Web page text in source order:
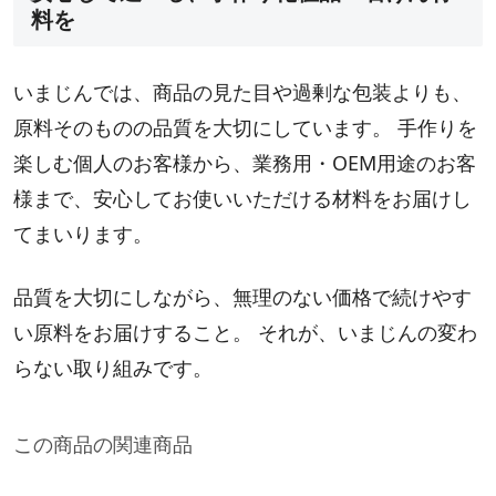
料を
いまじんでは、商品の見た目や過剰な包装よりも、
原料そのものの品質を大切にしています。 手作りを
楽しむ個人のお客様から、業務用・OEM用途のお客
様まで、安心してお使いいただける材料をお届けし
てまいります。
品質を大切にしながら、無理のない価格で続けやす
い原料をお届けすること。 それが、いまじんの変わ
らない取り組みです。
この商品の関連商品